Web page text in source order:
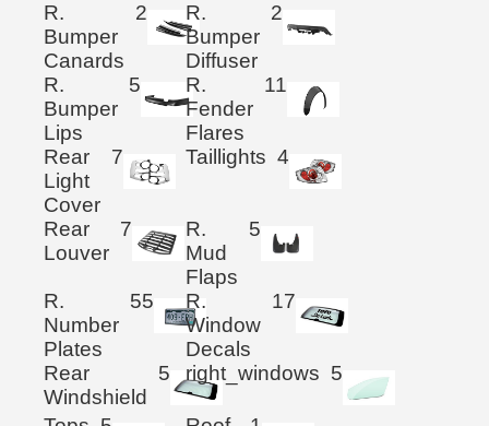
R.
Bumper
Canards
2
R.
Bumper
Diffuser
2
R.
Bumper
Lips
5
R.
Fender
Flares
11
Rear
Light
Cover
7 Taillights 4
Rear
Louver
7
R.
Mud
Flaps
5
R.
Number
Plates
55
R.
Window
Decals
17
Rear
Windshield
5 right_windows 5